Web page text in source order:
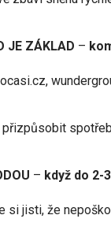
JE ZÁKLAD –
– když do 2-
si jisti, že